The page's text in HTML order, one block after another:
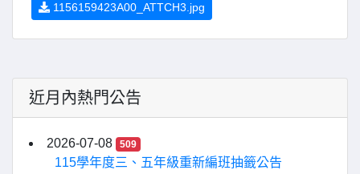
1156159423A00_ATTCH3.jpg
近月內熱門公告
2026-07-08 509
115學年度三、五年級重新編班抽籤公告